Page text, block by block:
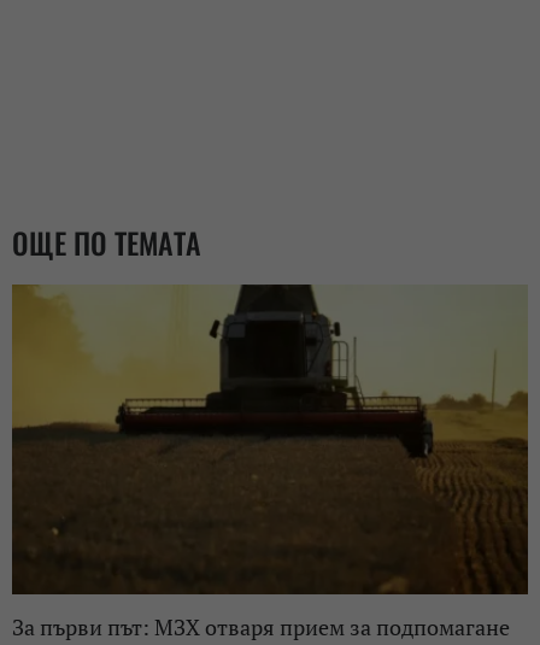
ОЩЕ ПО ТЕМАТА
За първи път: МЗХ отваря прием за подпомагане